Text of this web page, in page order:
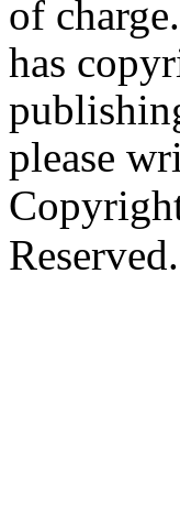
of
has
please
Reserved.